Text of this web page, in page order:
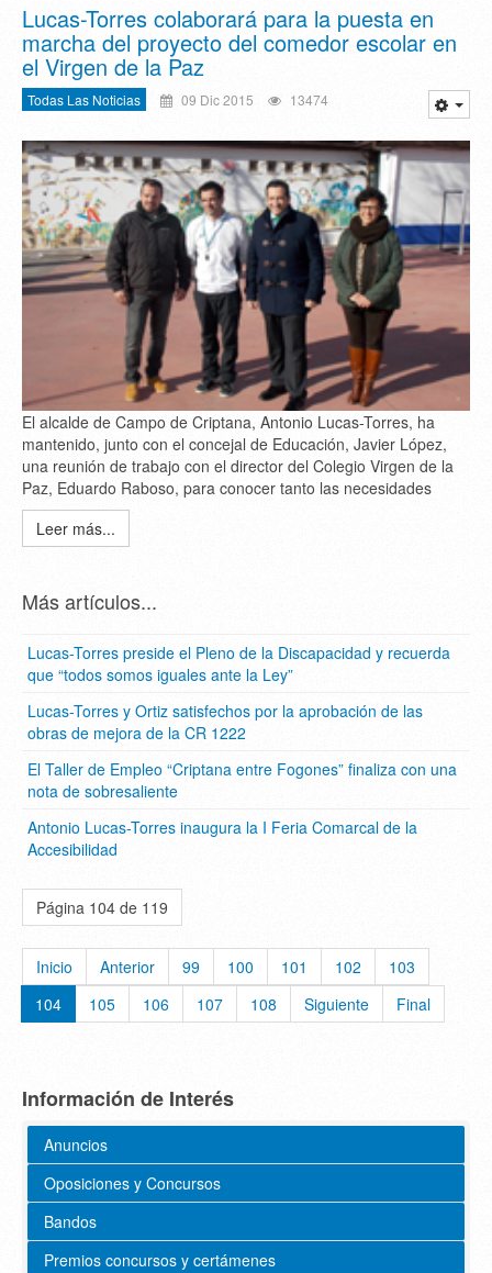
Lucas-Torres colaborará para la puesta en
marcha del proyecto del comedor escolar en
el Virgen de la Paz
Todas Las Noticias 09 Dic 2015 13474
El alcalde de Campo de Criptana, Antonio Lucas-Torres, ha
mantenido, junto con el concejal de Educación, Javier López,
una reunión de trabajo con el director del Colegio Virgen de la
Paz, Eduardo Raboso, para conocer tanto las necesidades
Leer más...
Más artículos...
Lucas-Torres preside el Pleno de la Discapacidad y recuerda
que “todos somos iguales ante la Ley”
Lucas-Torres y Ortiz satisfechos por la aprobación de las
obras de mejora de la CR 1222
El Taller de Empleo “Criptana entre Fogones” finaliza con una
nota de sobresaliente
Antonio Lucas-Torres inaugura la I Feria Comarcal de la
Accesibilidad
Página 104 de 119
Inicio Anterior 99 100 101 102
103
104
105 106 107 108 Siguiente Final
Información de Interés
Anuncios
Oposiciones y Concursos
Bandos
Premios concursos y certámenes